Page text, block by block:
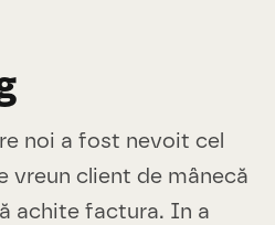
noi a fost nevoit cel
vreun client de mânecă
achite factura. In a